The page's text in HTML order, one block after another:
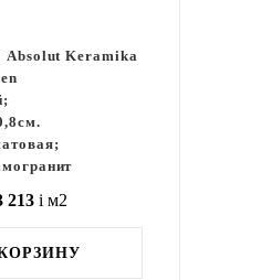
Absolut Keramika
213 i м2